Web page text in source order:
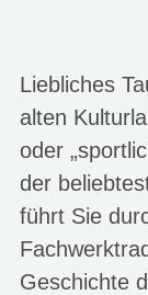
Liebliches
alten
oder
der
führt Sie
Geschichte